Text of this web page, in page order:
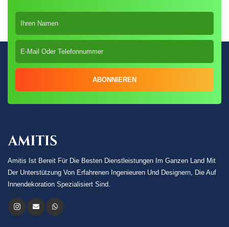
ABONNIEREN
Amitis Ist Bereit Für Die Besten Dienstleistungen Im Ganzen Land Mit
Der Unterstützung Von Erfahrenen Ingenieuren Und Designern, Die Auf
Innendekoration Spezialisiert Sind.